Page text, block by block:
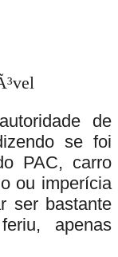
de
se foi
PAC, carro
ou imperícia
ser bastante
apenas